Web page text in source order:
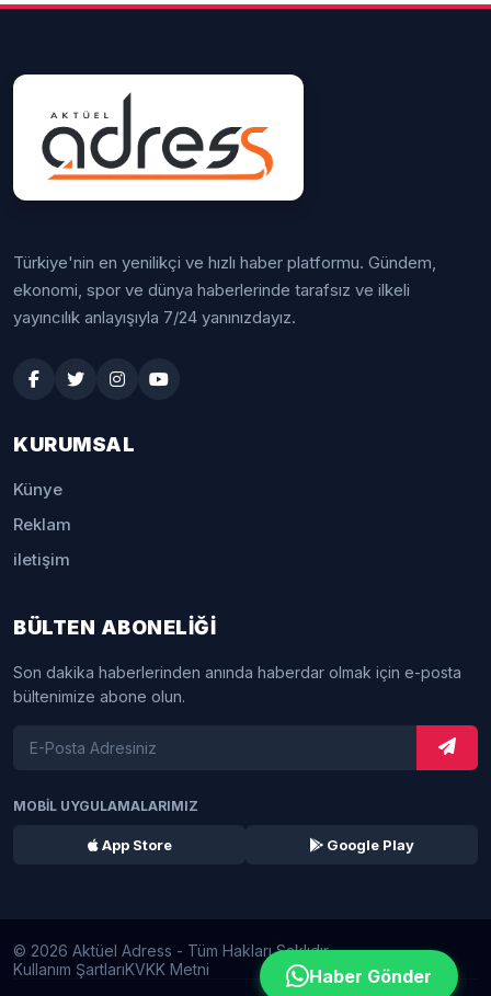
Türkiye'nin en yenilikçi ve hızlı haber platformu. Gündem,
ekonomi, spor ve dünya haberlerinde tarafsız ve ilkeli
yayıncılık anlayışıyla 7/24 yanınızdayız.
KURUMSAL
Künye
Reklam
iletişim
BÜLTEN ABONELİĞİ
Son dakika haberlerinden anında haberdar olmak için e-posta
bültenimize abone olun.
MOBİL UYGULAMALARIMIZ
App Store Google Play
© 2026 Aktüel Adress - Tüm Hakları Saklıdır.
Kullanım ŞartlarıKVKK Metni Haber Gönder